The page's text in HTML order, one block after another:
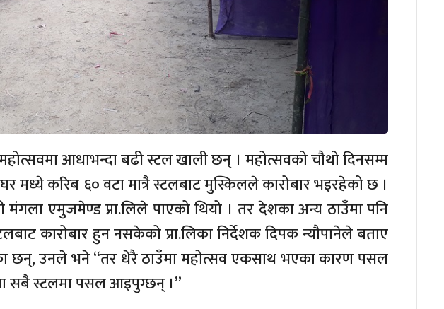
आधाभन्दा बढी स्टल खाली छन् । महोत्सवको चौथो दिनसम्म
मध्ये करिब ६० वटा मात्रै स्टलबाट मुस्किलले कारोबार भइरहेको छ ।
मंगला एमुजमेण्ड प्रा.लिले पाएको थियो । तर देशका अन्य ठाउँमा पनि
कारोबार हुन नसकेको प्रा.लिका निर्देशक दिपक न्यौपानेले बताए
छन्, उनले भने “तर धेरै ठाउँमा महोत्सव एकसाथ भएका कारण पसल
सबै स्टलमा पसल आइपुग्छन् ।”